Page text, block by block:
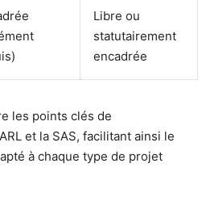
Libre ou
statutairement
encadrée
les points clés de
et la SAS, facilitant ainsi le
à chaque type de projet